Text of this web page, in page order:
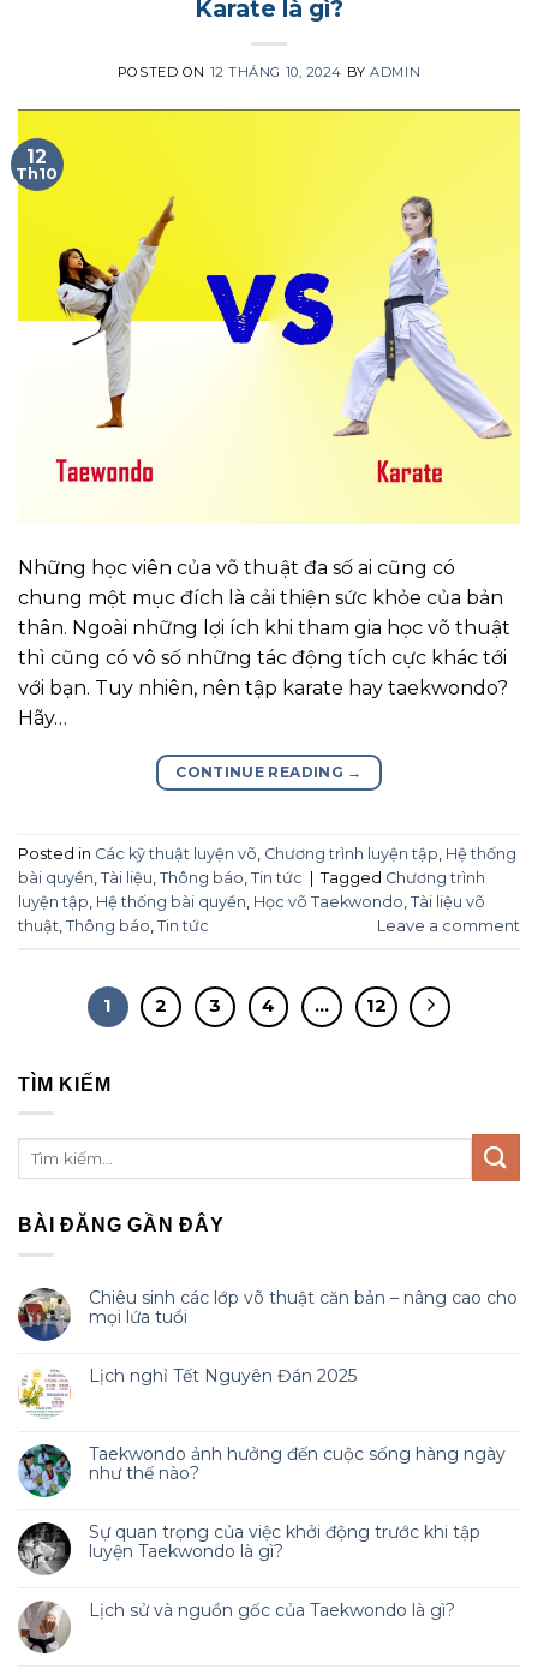
Karate là gì?
POSTED ON 12 THÁNG 10, 2024 BYADMIN
12
Th10
Những học viên của võ thuật đa số ai cũng có
chung một mục đích là cải thiện sức khỏe của bản
thân. Ngoài những lợi ích khi tham gia học võ thuật
thì cũng có vô số những tác động tích cực khác tới
với bạn. Tuy nhiên, nên tập karate hay taekwondo?
Hãy…
CONTINUE READING →
Posted in Các kỹ thuật luyện võ, Chương trình luyện tập, Hệ thống
bài quyền, Tài liệu, Thông báo, Tin tức Tagged Chương trình
luyện tập, Hệ thống bài quyền, Học võ Taekwondo, Tài liệu võ
thuật, Thông báo, Tin tức Leave a comment
1 2 3 4 … 12
TÌM KIẾM
BÀI ĐĂNG GẦN ĐÂY
Chiêu sinh các lớp võ thuật căn bản – nâng cao cho
mọi lứa tuổi
Lịch nghỉ Tết Nguyên Đán 2025
Taekwondo ảnh hưởng đến cuộc sống hàng ngày
như thế nào?
Sự quan trọng của việc khởi động trước khi tập
luyện Taekwondo là gì?
Lịch sử và nguồn gốc của Taekwondo là gì?